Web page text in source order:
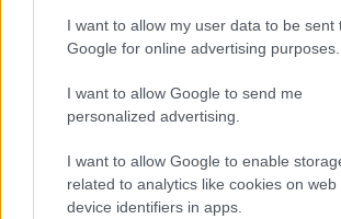
I want to allow my user data to be sent
Google for online advertising purposes.
I want to allow Google to send me
personalized advertising.
I want to allow Google to enable
related to analytics like cookies on web
device identifiers in apps.
Réparations automobiles 2025: le guide
facture
Infos Rédaction · 27 Août 2025